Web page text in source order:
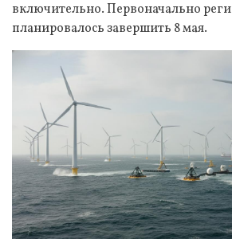
включительно. Первоначально
планировалось завершить 8 мая.